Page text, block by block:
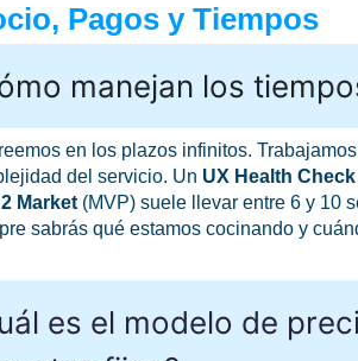
Pagos y Tiempos
manejan los
en los plazos infinitos.
del servicio. Un UX Health Check
2 Market (MVP) suele llevar entre 6 y 10
sabrás qué estamos cocinando y
es el modelo de